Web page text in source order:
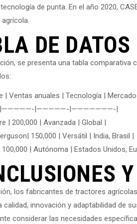
de punta. En el año 2020,
DE DATOS
se presenta una tabla
| Ventas anuales | Tecnología |
|—————-|———————-|
| 200,000 | Avanzada | Global |
150,000 | Versátil | India, Brasil |
100,000 | Autónoma | Estados Unidos,
los fabricantes de tractores
calidad, innovación y adaptabilidad de
considerar las necesidades